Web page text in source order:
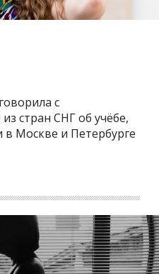
с
стран СНГ об учёбе,
Москве и Петербурге